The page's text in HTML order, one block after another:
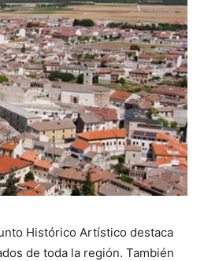
Histórico Artístico destaca
de toda la región. También